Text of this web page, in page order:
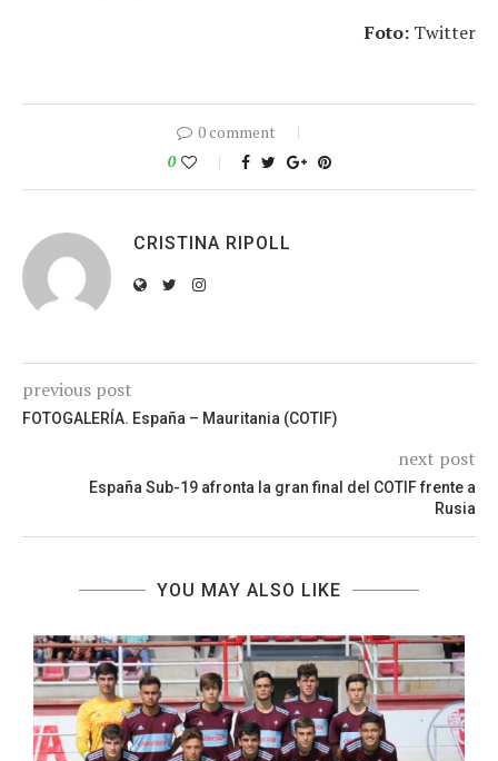
Foto: Twitter
0 comment
0
CRISTINA RIPOLL
previous post
FOTOGALERÍA. España – Mauritania (COTIF)
next post
España Sub-19 afronta la gran final del COTIF frente a
Rusia
YOU MAY ALSO LIKE